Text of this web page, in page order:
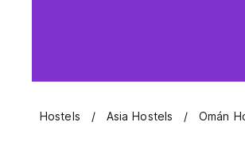
Hostels Asia Hostels Omán